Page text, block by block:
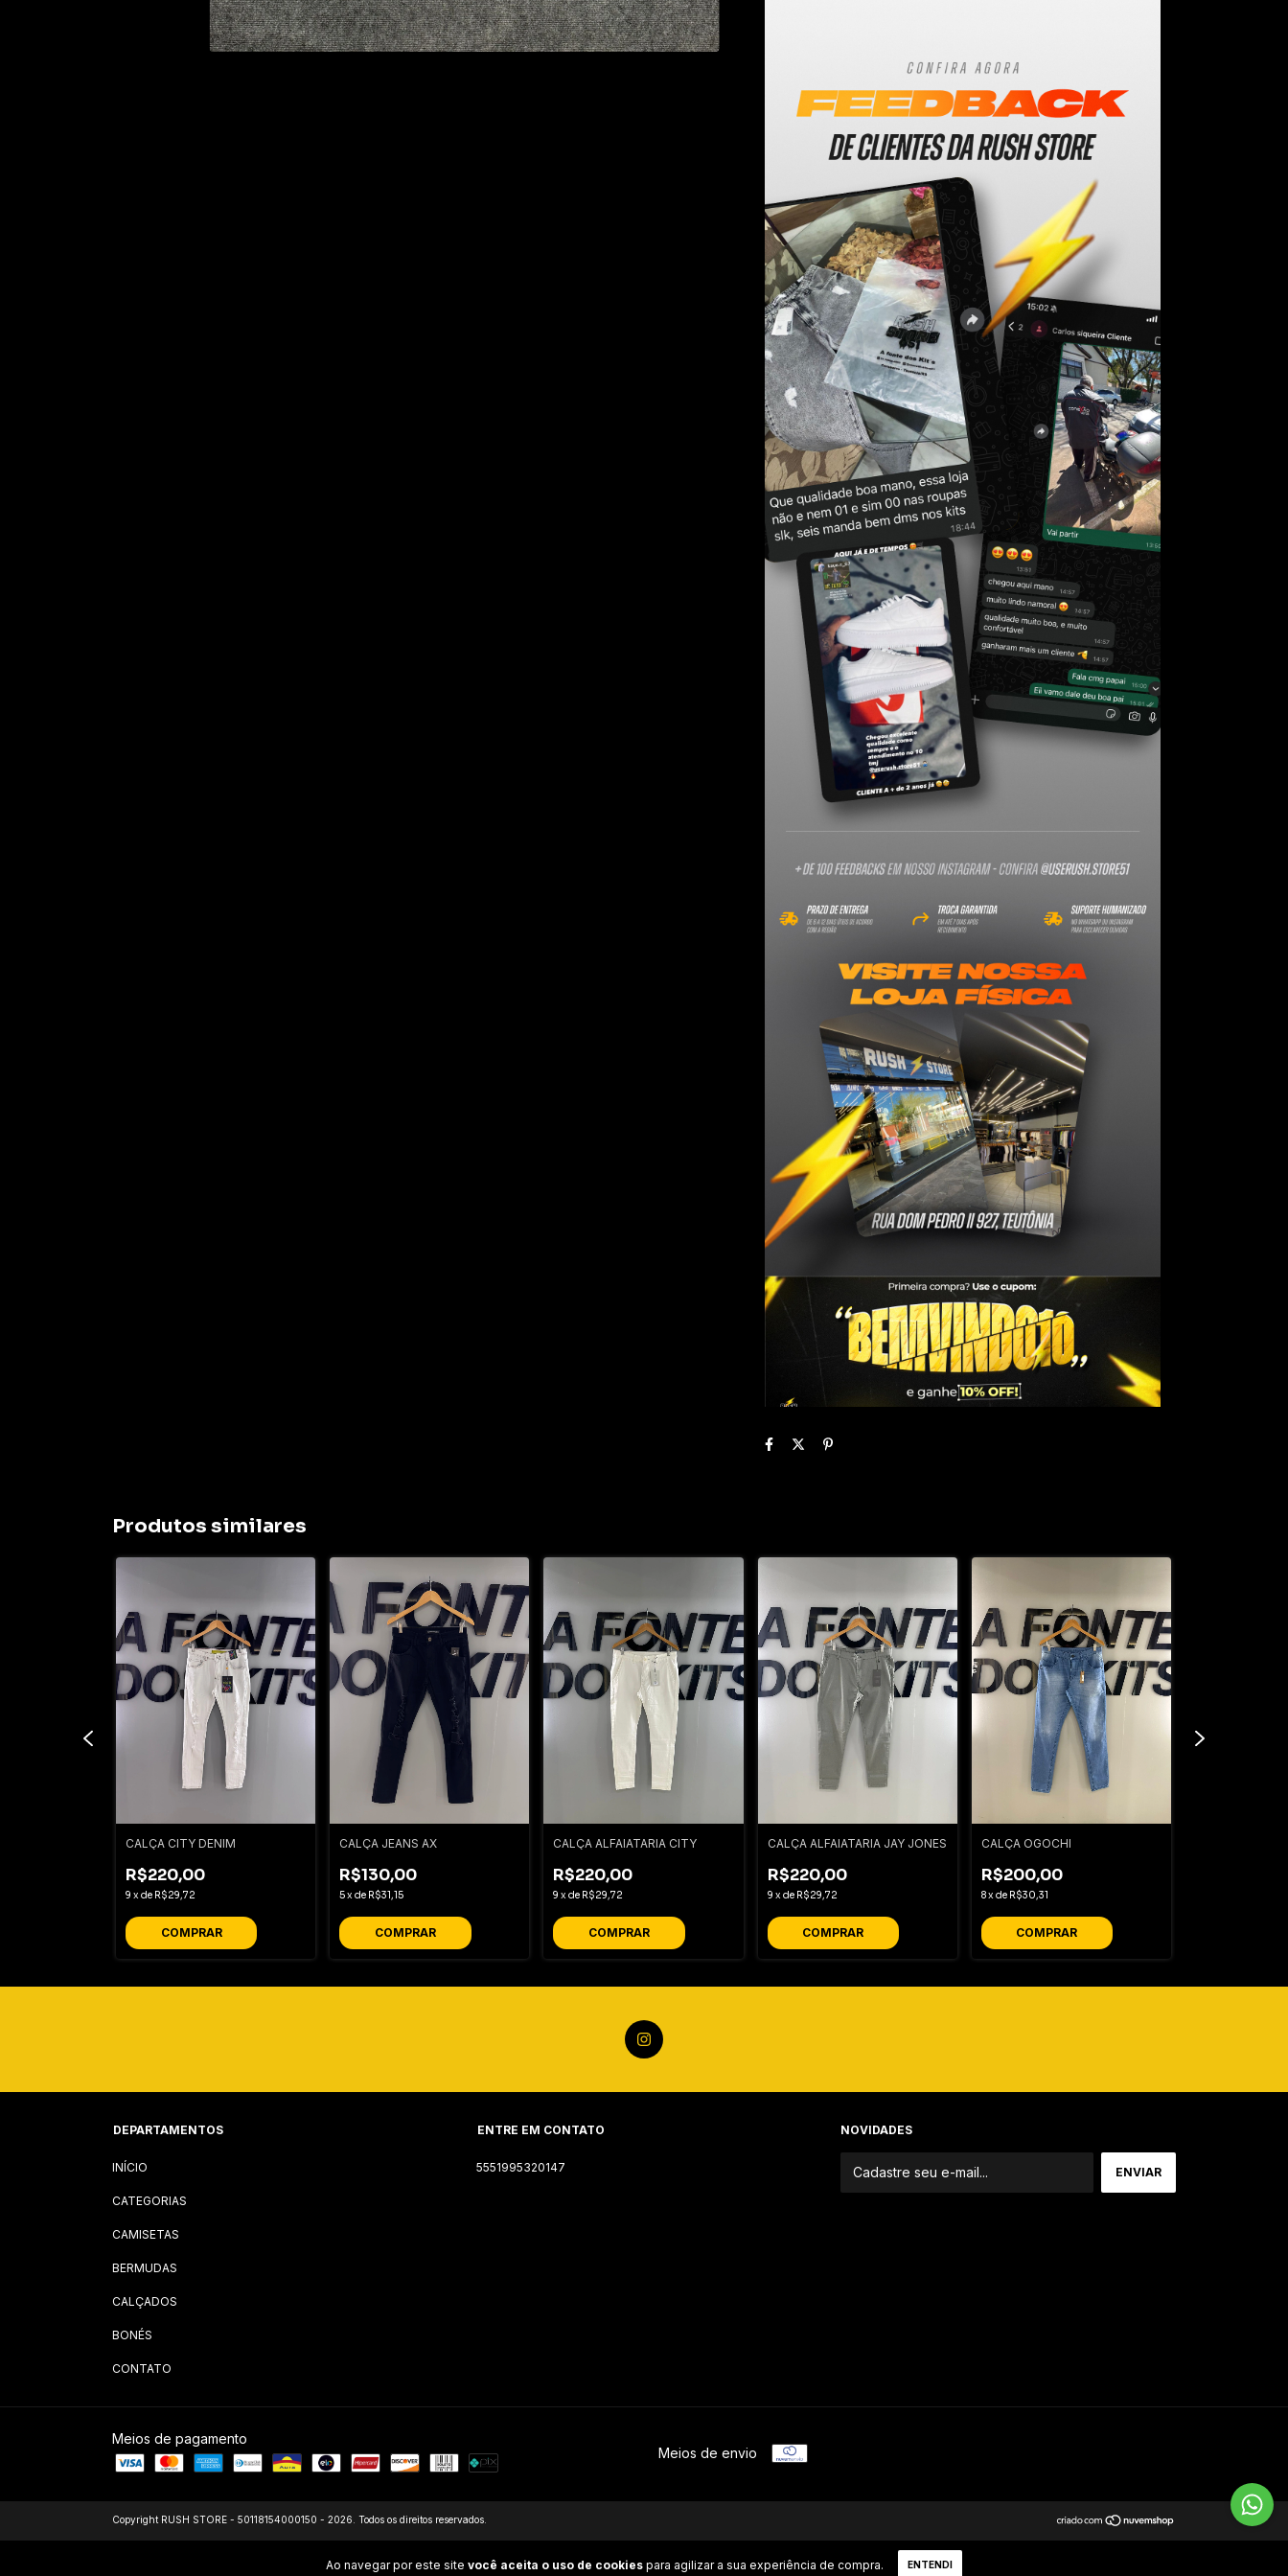
Ao navegar por este site você aceita o uso de cookies para agilizar a sua experiência de compra. ENTENDI
Produtos similares
CALÇA CITY DENIM
R$220,00
9 xde R$29,72
COMPRAR
CALÇA JEANS AX
R$130,00
5xde R$31,15
COMPRAR
CALÇA ALFAIATARIA CITY
R$220,00
9 xde R$29,72
COMPRAR
CALÇA ALFAIATARIA JAY JONES
R$220,00
9 xde R$29,72
COMPRAR
CALÇA OGOCHI
R$200,00
8xde R$30,31
COMPRAR
DEPARTAMENTOS
INÍCIO
CATEGORIAS
CAMISETAS
BERMUDAS
CALÇADOS
BONÉS
CONTATO
ENTRE EM CONTATO
5551995320147
NOVIDADES
Meios de pagamento
Meios de envio
Copyright RUSH STORE - 50118154000150 - 2026. Todos os direitos reservados.